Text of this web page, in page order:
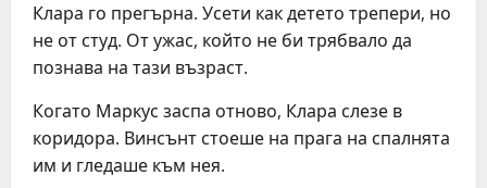
Клара го прегърна. Усети как детето трепери, но
не от студ. От ужас, който не би трябвало да
познава на тази възраст.
Когато Маркус заспа отново, Клара слезе в
коридора. Винсънт стоеше на прага на спалнята
им и гледаше към нея.